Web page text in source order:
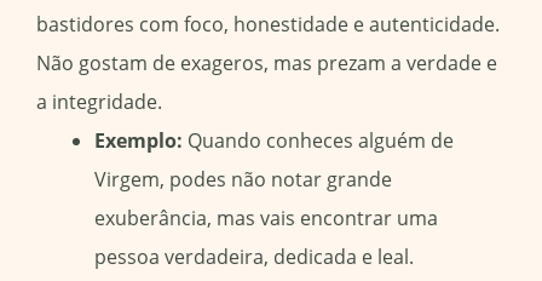
bastidores com foco, honestidade e autenticidade.
Não gostam de exageros, mas prezam a verdade e
a integridade.
Exemplo: Quando conheces alguém de
Virgem, podes não notar grande
exuberância, mas vais encontrar uma
pessoa verdadeira, dedicada e leal.